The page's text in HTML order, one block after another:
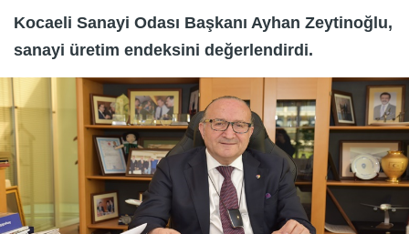
Kocaeli Sanayi Odası Başkanı Ayhan Zeytinoğlu,
sanayi üretim endeksini değerlendirdi.